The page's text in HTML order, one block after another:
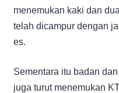
menemukan kaki dan
telah dicampur dengan
es.
Sementara itu badan
juga turut menemukan